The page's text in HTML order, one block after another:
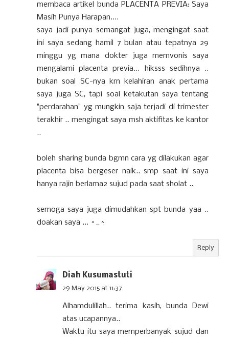
membaca artikel bunda PLACENTA PREVIA: Saya
Masih Punya Harapan....
saya jadi punya semangat juga, mengingat saat
ini saya sedang hamil 7 bulan atau tepatnya 29
minggu yg mana dokter juga memvonis saya
mengalami placenta previa... hiksss sedihnya ..
bukan soal SC-nya krn kelahiran anak pertama
saya juga SC, tapi soal ketakutan saya tentang
"perdarahan" yg mungkin saja terjadi di trimester
terakhir .. mengingat saya msh aktifitas ke kantor
..
boleh sharing bunda bgmn cara yg dilakukan agar
placenta bisa bergeser naik.. smp saat ini saya
hanya rajin berlama2 sujud pada saat sholat ..
semoga saya juga dimudahkan spt bunda yaa ..
doakan saya ... ^_^
Reply
Diah Kusumastuti
29 May 2015 at 11:37
Alhamdulillah.. terima kasih, bunda Dewi
atas ucapannya..
Waktu itu saya memperbanyak sujud dan